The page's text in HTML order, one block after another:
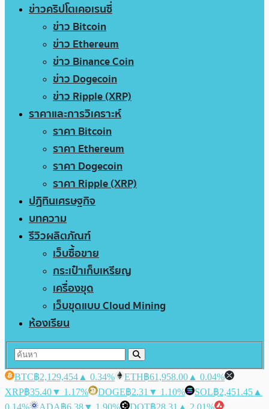
ข่าวคริปโตเคอเรนซี่
ข่าว Bitcoin
ข่าว Ethereum
ข่าว Binance Coin
ข่าว Dogecoin
ข่าว Ripple (XRP)
ราคาและการวิเคราะห์
ราคา Bitcoin
ราคา Ethereum
ราคา Dogecoin
ราคา Ripple (XRP)
ปฏิทินเศรษฐกิจ
บทความ
รีวิวผลิตภัณฑ์
เว็บซื้อขาย
กระเป๋าเก็บเหรียญ
เครื่องขุด
เว็บขุดแบบ Cloud Mining
ห้องเรียน
BTC฿2,129,454 ▲ 0.34% ETH฿61,958.00 ▲ 0.04%
XRP฿35.40▼ 1.17% DOGE฿2.31 ▼ 1.10% SOL฿2,451.45 ▲
0.14%
ADA฿6.38▼ 1.90% DOT฿28.31 ▲ 2.01%